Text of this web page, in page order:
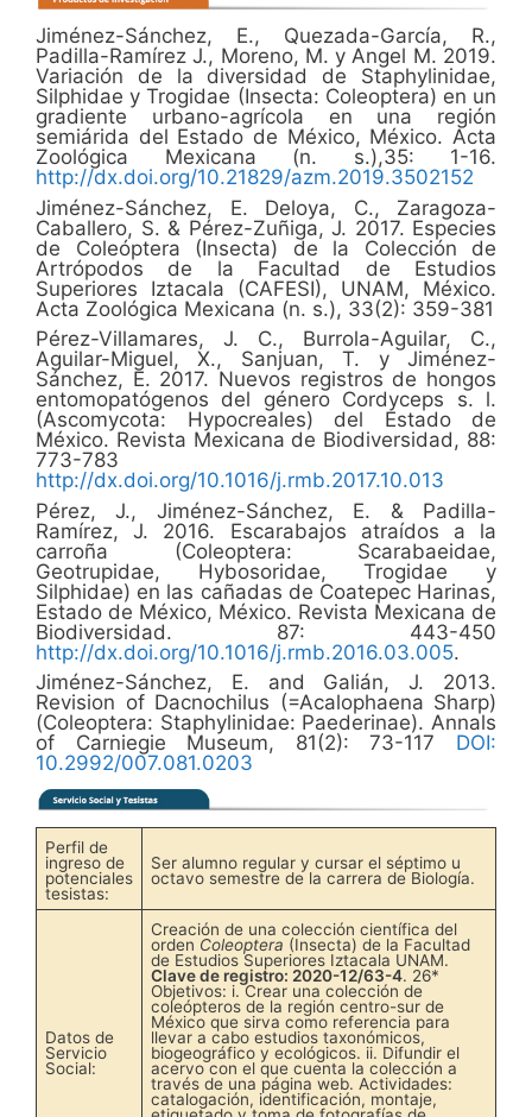
Jiménez-Sánchez, E., Quezada-García, R.,
Padilla-Ramírez J., Moreno, M. y Angel M. 2019.
Variación de la diversidad de Staphylinidae,
Silphidae y Trogidae (Insecta: Coleoptera) en un
gradiente urbano-agrícola en una región
semiárida del Estado de México, México. Acta
Zoológica Mexicana (n. s.),35: 1-16.
http://dx.doi.org/10.21829/azm.2019.3502152
Jiménez-Sánchez, E. Deloya, C., Zaragoza-
Caballero, S. & Pérez-Zuñiga, J. 2017. Especies
de Coleóptera (Insecta) de la Colección de
Artrópodos de la Facultad de Estudios
Superiores Iztacala (CAFESI), UNAM, México.
Acta Zoológica Mexicana (n. s.), 33(2): 359-381
Pérez-Villamares, J. C., Burrola-Aguilar, C.,
Aguilar-Miguel, X., Sanjuan, T. y Jiménez-
Sánchez, E. 2017. Nuevos registros de hongos
entomopatógenos del género Cordyceps s. l.
(Ascomycota: Hypocreales) del Estado de
México. Revista Mexicana de Biodiversidad, 88:
773-783
http://dx.doi.org/10.1016/j.rmb.2017.10.013
Pérez, J., Jiménez-Sánchez, E. & Padilla-
Ramírez, J. 2016. Escarabajos atraídos a la
carroña (Coleoptera: Scarabaeidae,
Geotrupidae, Hybosoridae, Trogidae y
Silphidae) en las cañadas de Coatepec Harinas,
Estado de México, México. Revista Mexicana de
Biodiversidad. 87: 443-450
http://dx.doi.org/10.1016/j.rmb.2016.03.005.
Jiménez-Sánchez, E. and Galián, J. 2013.
Revision of Dacnochilus (=Acalophaena Sharp)
(Coleoptera: Staphylinidae: Paederinae). Annals
of Carniegie Museum, 81(2): 73-117 DOI:
10.2992/007.081.0203
Perfil de
ingreso de
potenciales
tesistas:
Ser alumno regular y cursar el séptimo u
octavo semestre de la carrera de Biología.
Datos de
Servicio
Social:
Creación de una colección científica del
orden Coleoptera (Insecta) de la Facultad
de Estudios Superiores Iztacala UNAM.
Clave de registro: 2020-12/63-4. 26*
Objetivos: i. Crear una colección de
coleópteros de la región centro-sur de
México que sirva como referencia para
llevar a cabo estudios taxonómicos,
biogeográfico y ecológicos. ii. Difundir el
acervo con el que cuenta la colección a
través de una página web. Actividades:
catalogación, identificación, montaje,